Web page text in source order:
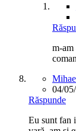
m-am
04/
Răspunde
Eu sunt fan